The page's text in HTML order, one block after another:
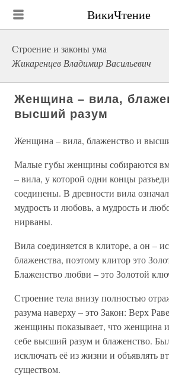
ВикиЧтение
Строение и законы ума
Жикаренцев Владимир Васильевич
Женщина – вила,
высший разум
Женщина – вила, блаженство и
Малые губы женщины собираются
– вила, у которой одни концы
соединены. В древности вила
мудрость и любовь, а мудрость и
нирваны.
Вила соединяется в клиторе, а он –
блаженства, поэтому клитор это
Блаженство любви – это Золотой
Строение тела внизу полностью
разума наверху – это Закон: Верх
женщины показывает, что женщина
себе высший разум и блаженство.
исключать её из жизни и объявлять
существом.